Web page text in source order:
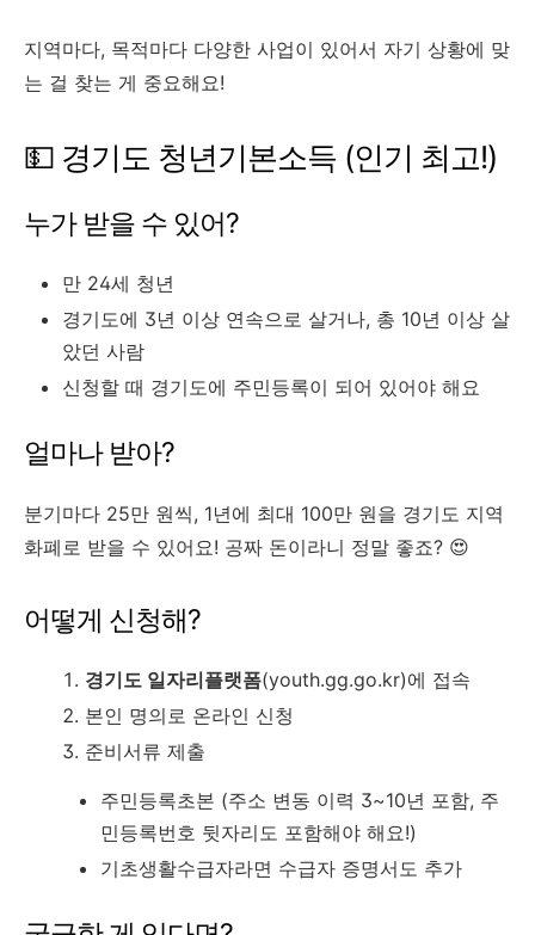
지역마다, 목적마다 다양한 사업이 있어서 자기 상황에 맞
는 걸 찾는 게 중요해요!
💵 경기도 청년기본소득 (인기 최고!)
누가 받을 수 있어?
만 24세 청년
경기도에 3년 이상 연속으로 살거나, 총 10년 이상 살
았던 사람
신청할 때 경기도에 주민등록이 되어 있어야 해요
얼마나 받아?
분기마다 25만 원씩, 1년에 최대 100만 원을 경기도 지역
화폐로 받을 수 있어요! 공짜 돈이라니 정말 좋죠? 😍
어떻게 신청해?
경기도 일자리플랫폼(youth.gg.go.kr)에 접속
본인 명의로 온라인 신청
준비서류 제출
주민등록초본 (주소 변동 이력 3~10년 포함, 주
민등록번호 뒷자리도 포함해야 해요!)
기초생활수급자라면 수급자 증명서도 추가